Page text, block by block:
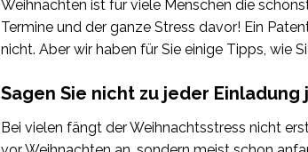
Weihnachten ist für viele Menschen die
Termine und der ganze Stress davor! Ein
nicht. Aber wir haben für Sie einige Tipps, wie
Sagen Sie nicht zu jeder Einladung
Bei vielen fängt der Weihnachtsstress nicht